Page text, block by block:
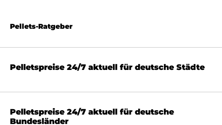
Pellets-Ratgeber
Pelletspreise 24/7 aktuell für deutsche Städte
Pelletspreise 24/7 aktuell für deutsche
Bundesländer